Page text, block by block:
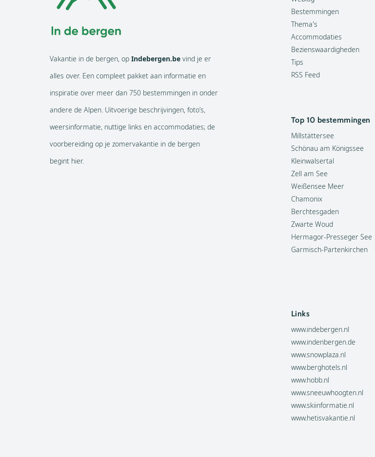
Vakantie in de bergen, op Indebergen.be vind je er
alles over. Een compleet pakket aan informatie en
inspiratie over meer dan 750 bestemmingen in onder
andere de Alpen. Uitvoerige beschrijvingen, foto’s,
weersinformatie, nuttige links en accommodaties; de
voorbereiding op je zomervakantie in de bergen
begint hier.
Bestemmingen
Thema's
Accommodaties
Bezienswaardigheden
Tips
RSS Feed
Top 10 bestemmingen
Millstättersee
Schönau am Königssee
Kleinwalsertal
Zell am See
Weißensee Meer
Chamonix
Berchtesgaden
Zwarte Woud
Hermagor-Presseger See
Garmisch-Partenkirchen
Links
www.indebergen.nl
www.indenbergen.de
www.snowplaza.nl
www.berghotels.nl
www.hobb.nl
www.sneeuwhoogten.nl
www.skiinformatie.nl
www.hetisvakantie.nl